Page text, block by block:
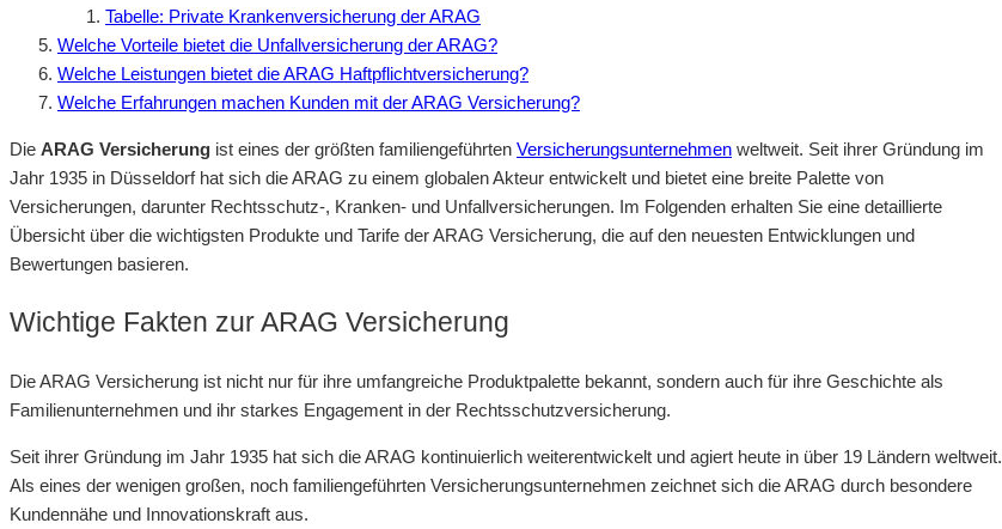
Tabelle: Private Krankenversicherung der ARAG
Welche Vorteile bietet die Unfallversicherung der ARAG?
Welche Leistungen bietet die ARAG Haftpflichtversicherung?
Welche Erfahrungen machen Kunden mit der ARAG Versicherung?
Die ARAG Versicherung ist eines der größten familiengeführten Versicherungsunternehmen weltweit. Seit ihrer Gründung im
Jahr 1935 in Düsseldorf hat sich die ARAG zu einem globalen Akteur entwickelt und bietet eine breite Palette von
Versicherungen, darunter Rechtsschutz-, Kranken- und Unfallversicherungen. Im Folgenden erhalten Sie eine detaillierte
Übersicht über die wichtigsten Produkte und Tarife der ARAG Versicherung, die auf den neuesten Entwicklungen und
Bewertungen basieren.
Wichtige Fakten zur ARAG Versicherung
Die ARAG Versicherung ist nicht nur für ihre umfangreiche Produktpalette bekannt, sondern auch für ihre Geschichte als
Familienunternehmen und ihr starkes Engagement in der Rechtsschutzversicherung.
Seit ihrer Gründung im Jahr 1935 hat sich die ARAG kontinuierlich weiterentwickelt und agiert heute in über 19 Ländern weltweit.
Als eines der wenigen großen, noch familiengeführten Versicherungsunternehmen zeichnet sich die ARAG durch besondere
Kundennähe und Innovationskraft aus.